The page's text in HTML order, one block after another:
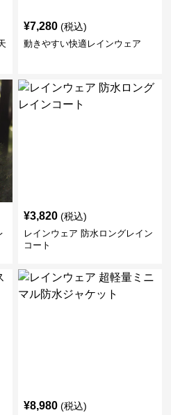
¥7,280 (税込)
動きやすい快適レインウェア
¥3,820 (税込)
レインウェア 防水ロングレイン
コート
¥8,980 (税込)